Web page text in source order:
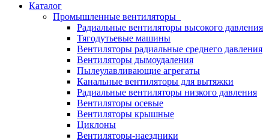
Каталог
Промышленные вентиляторы
Радиальные вентиляторы высокого давления
Тягодутьевые машины
Вентиляторы радиальные среднего давления
Вентиляторы дымоудаления
Пылеулавливающие агрегаты
Канальные вентиляторы для вытяжки
Радиальные вентиляторы низкого давления
Вентиляторы осевые
Вентиляторы крышные
Циклоны
Вентиляторы-наездники